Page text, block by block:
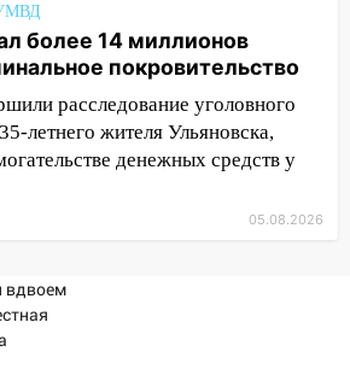
звезды сулят
— испытания на
05.08.2026
на проспекте Тюленева
обманули 92-летнюю
области
на трассе и
дело
более 14 миллионов
покровительство
расследование уголовного
летнего жителя Ульяновска,
денежных средств у
05.08.2026
вдвоем